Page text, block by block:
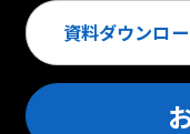
資料ダウンロ